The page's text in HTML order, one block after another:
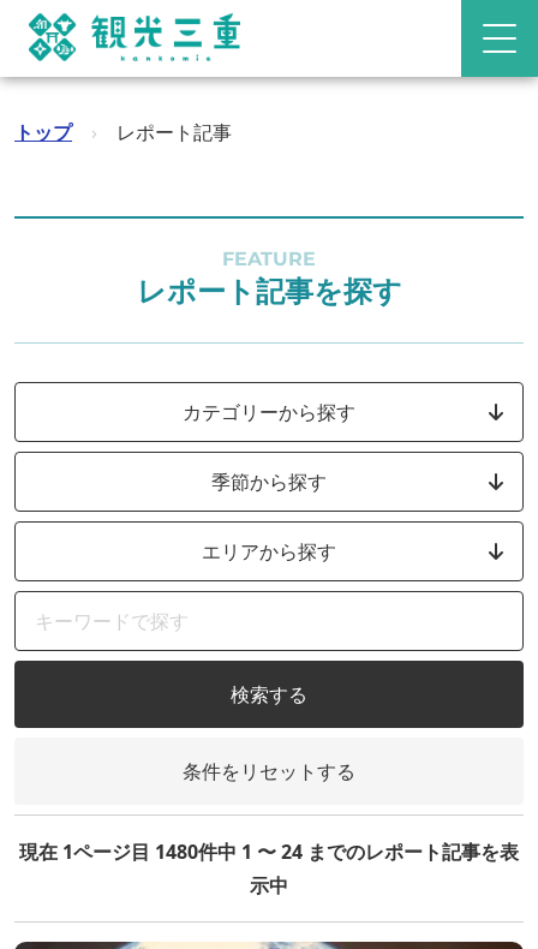
トップ › レポート記事
FEATURE
レポート記事を探す
カテゴリーから探す
季節から探す
エリアから探す
検索する
条件をリセットする
現在 1ページ目 1480件中 1 〜 24 までのレポート記事を表
示中